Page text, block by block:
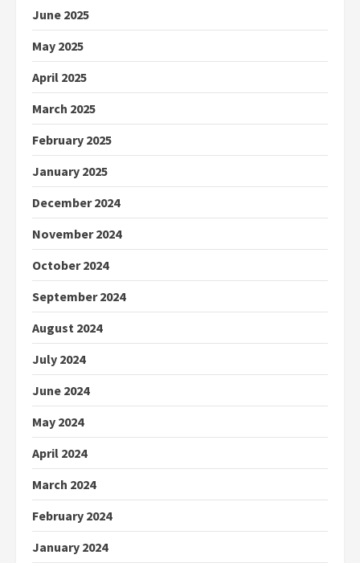
June 2025
May 2025
April 2025
March 2025
February 2025
January 2025
December 2024
November 2024
October 2024
September 2024
August 2024
July 2024
June 2024
May 2024
April 2024
March 2024
February 2024
January 2024